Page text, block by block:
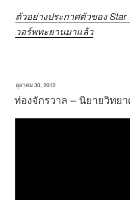
ตัวอย่างประกาศตัวของ Star
วอร์พทะยานมาแล้ว
เขียน
ที่
ตุลาคม 30, 2012
ท่องจักรวาล – นิยายวิทย